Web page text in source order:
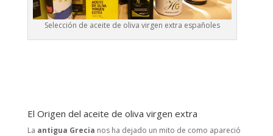
Selección de aceite de oliva virgen extra españoles
El Origen del aceite de oliva virgen extra
La antigua Grecia nos ha dejado un mito de como apareció